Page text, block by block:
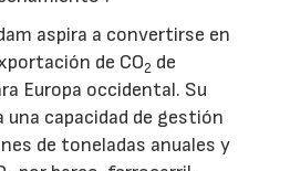
aspira a convertirse en
de CO2 de
Europa occidental. Su
capacidad de gestión
de toneladas anuales y